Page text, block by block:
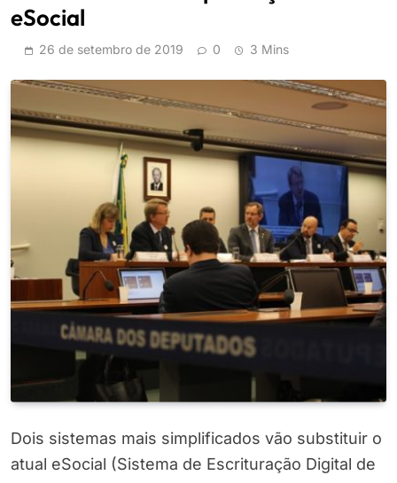
eSocial
26 de setembro de 2019 0 3 Mins
Dois sistemas mais simplificados vão substituir o
atual eSocial (Sistema de Escrituração Digital de